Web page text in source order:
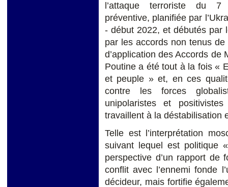
l’attaque terroriste du
préventive, planifiée par
- début 2022, et débutés par
par les accords non tenus
d’application des Accords
Poutine a été tout à la fois «
et peuple » et, en ces
contre les forces
unipolaristes et
travaillent à la déstabilisation
Telle est l’interprétation
suivant lequel est politique
perspective d’un rapport
conflit avec l’ennemi fonde
décideur, mais fortifie